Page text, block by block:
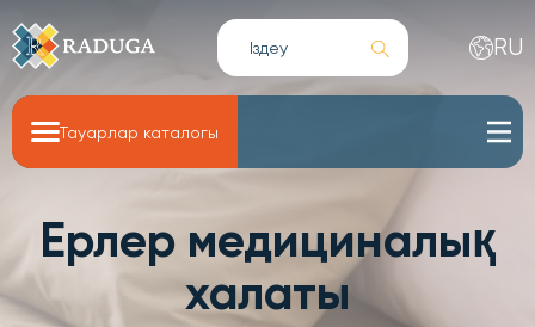
RU
Тауарлар каталогы
Ерлер медициналық
халаты